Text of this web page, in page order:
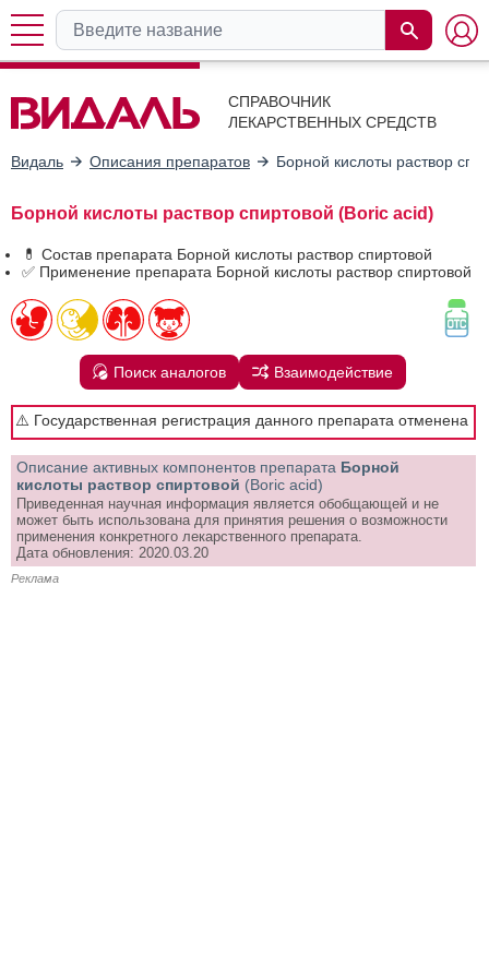
СПРАВОЧНИК
ЛЕКАРСТВЕННЫХ СРЕДСТВ
Видаль Описания препаратов Борной кислоты раствор
Борной кислоты раствор спиртовой (Boric acid)
💊 Состав препарата Борной кислоты раствор спиртовой
✅ Применение препарата Борной кислоты раствор спиртовой
Поиск аналогов Взаимодействие
⚠️ Государственная регистрация данного препарата отменена
Описание активных компонентов препарата Борной
кислоты раствор спиртовой (Boric acid)
Приведенная научная информация является обобщающей и не
может быть использована для принятия решения о возможности
применения конкретного лекарственного препарата.
Дата обновления: 2020.03.20
Реклама